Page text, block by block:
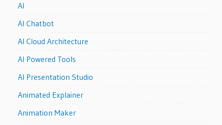
AI
AI Chatbot
AI Cloud Architecture
AI Powered Tools
AI Presentation Studio
Animated Explainer
Animation Maker